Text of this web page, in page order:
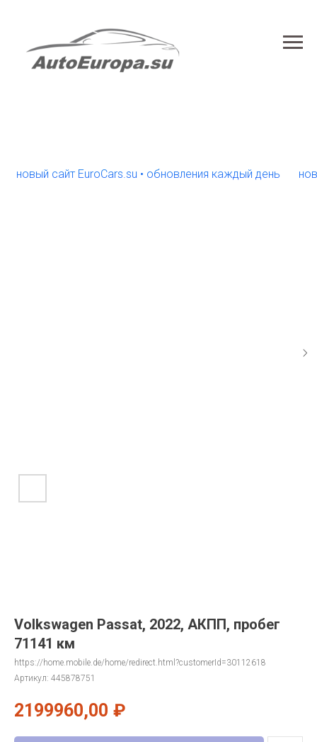
сайт EuroCars.su • обновления каждый день новый
Volkswagen Passat, 2022, АКПП, пробег
71141 км
https://home.mobile.de/home/redirect.html?customerId=30112618
Артикул: 445878751
2199960,00 ₽